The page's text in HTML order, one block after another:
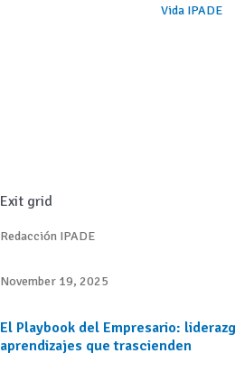
Vida IPADE
Exit grid
Redacción IPADE
November 19, 2025
El Playbook del Empresario:
aprendizajes que trascienden